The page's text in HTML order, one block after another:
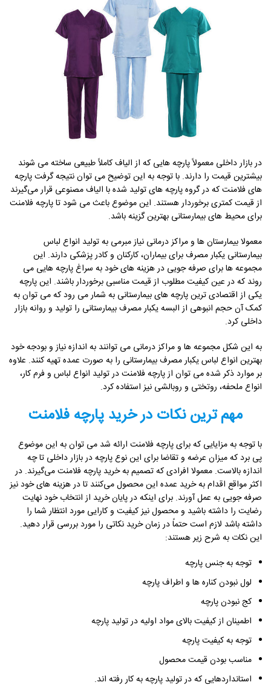
در بازار داخلی معمولاً پارچه‌ هایی که از الیاف کاملاً طبیعی ساخته می ‌شوند
بیشترین قیمت را دارند. با توجه به این توضیح می ‌توان نتیجه گرفت پارچه
‌های فلامنت که در گروه پارچه ‌های تولید شده با الیاف مصنوعی قرار می‌گیرند
از قیمت کمتری برخوردار هستند. این موضوع باعث می ‌شود تا پارچه فلامنت
برای محیط ‌های بیمارستانی بهترین گزینه باشد.
معمولا بیمارستان ‌ها و مراکز درمانی نیاز مبرمی به تولید انواع لباس
بیمارستانی یکبار مصرف برای بیماران، کارکنان و کادر پزشکی دارند. این
مجموعه‌ ها برای صرفه ‌جویی در هزینه‌ های خود به سراغ پارچه ‌هایی می
‌روند که در عین کیفیت مطلوب از قیمت مناسبی برخوردار باشند. این پارچه
یکی از اقتصادی ‌ترین پارچه ‌های بیمارستانی به شمار می ‌رود که می ‌توان به
کمک آن حجم انبوهی از البسه یکبار مصرف بیمارستانی را تولید و روانه بازار
داخلی کرد.
به این شکل مجموعه ‌ها و مراکز درمانی می ‌توانند به اندازه نیاز و بودجه خود
بهترین انواع لباس یکبار مصرف بیمارستانی را به صورت عمده تهیه کنند. علاوه
بر موارد ذکر شده می ‌توان از پارچه فلامنت در تولید انواع لباس و فرم کار،
انواع ملحفه، روتختی و روبالشی نیز استفاده کرد.
مهم ترین نکات در خرید پارچه فلامنت
با توجه به مزایایی که برای پارچه فلامنت ارائه شد می توان به این موضوع
پی برد که میزان عرضه و تقاضا برای این نوع پارچه در بازار داخلی تا چه
اندازه بالاست. معمولا افرادی که تصمیم به خرید پارچه فلامنت می‌گیرند. در
اکثر مواقع اقدام به خرید عمده این محصول می‌کنند تا در هزینه‌ های خود نیز
صرفه ‌جویی به عمل آورند. برای اینکه در پایان خرید از انتخاب خود نهایت
رضایت را داشته باشید و محصول نیز کیفیت و کارایی مورد انتظار شما را
داشته باشد لازم است حتماً در زمان خرید نکاتی را مورد بررسی قرار دهید.
این نکات به شرح زیر هستند:
توجه به جنس پارچه
لول نبودن کناره ‌ها و اطراف پارچه
کج نبودن پارچه
اطمینان از کیفیت بالای مواد اولیه در تولید پارچه
توجه به کیفیت پارچه
مناسب بودن قیمت محصول
استانداردهایی که در تولید پارچه به کار رفته ‌اند.